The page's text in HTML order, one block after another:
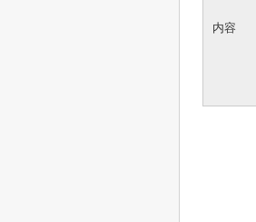
内容